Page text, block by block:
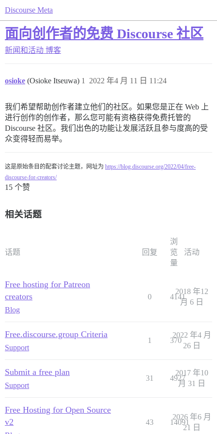
Discourse Meta
面向创作者的免费 Discourse 社区
新闻和活动 博客
osioke (Osioke Itseuwa) 2022 年4 月 11 日 11:24
1
我们希望帮助创作者建立他们的社区。如果您是正在 Web 上
进行创作的创作者，那么您可能有资格获得免费托管的
Discourse 社区。我们出色的功能让发展活跃且参与度高的受
众变得轻而易举。
这是原始条目的配套讨论主题，网址为 https://blog.discourse.org/2022/04/free-
discourse-for-creators/
15 个赞
相关话题
话题 回复
浏
览
量
活动
Free hosting for Patreon
creators
Blog
0 4141
2018 年12
月 6 日
Free.discourse.group Criteria
Support
1 370
2022 年4 月
26 日
Submit a free plan
Support
31 4927
2017 年10
月 31 日
Free Hosting for Open Source
v2
43 14091
2026 年6 月
21 日